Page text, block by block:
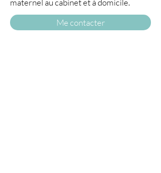
maternel au cabinet et à domicile.
Me contacter